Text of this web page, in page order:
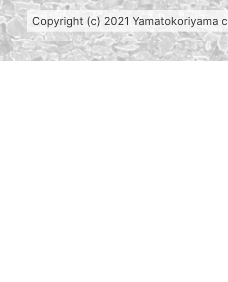
Copyright (c) 2021 Yamatokoriyama